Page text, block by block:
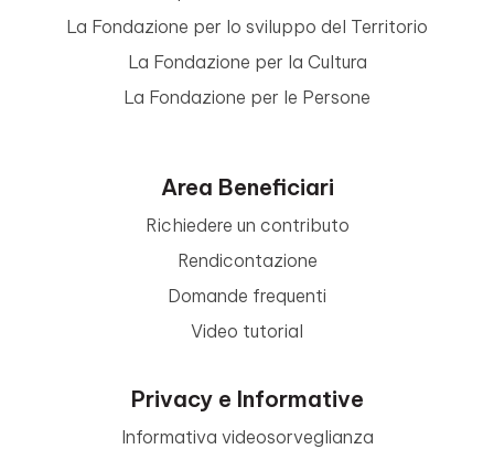
La Fondazione per lo sviluppo del Territorio
La Fondazione per la Cultura
La Fondazione per le Persone
Area Beneficiari
Richiedere un contributo
Rendicontazione
Domande frequenti
Video tutorial
Privacy e Informative
Informativa videosorveglianza